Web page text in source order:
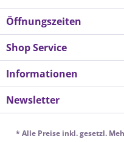
Öffnungszeiten
Shop Service
Informationen
Newsletter
* Alle Preise inkl. gesetzl.